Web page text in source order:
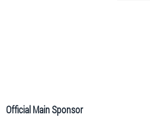
Official Main Sponsor